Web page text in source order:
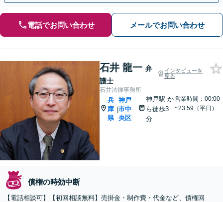
電話でお問い合わせ メールでお問い合わせ
石井 龍一 弁
護士
インタビューを
見る
石井法律事務所
兵
庫
県
|
神戸
市中
央区
神戸駅 か
ら徒歩3
分
営業時間：00:00
~23:59（平日）
債権の時効中断
【電話相談可】【初回相談無料】売掛金・制作費・代金など、債権回